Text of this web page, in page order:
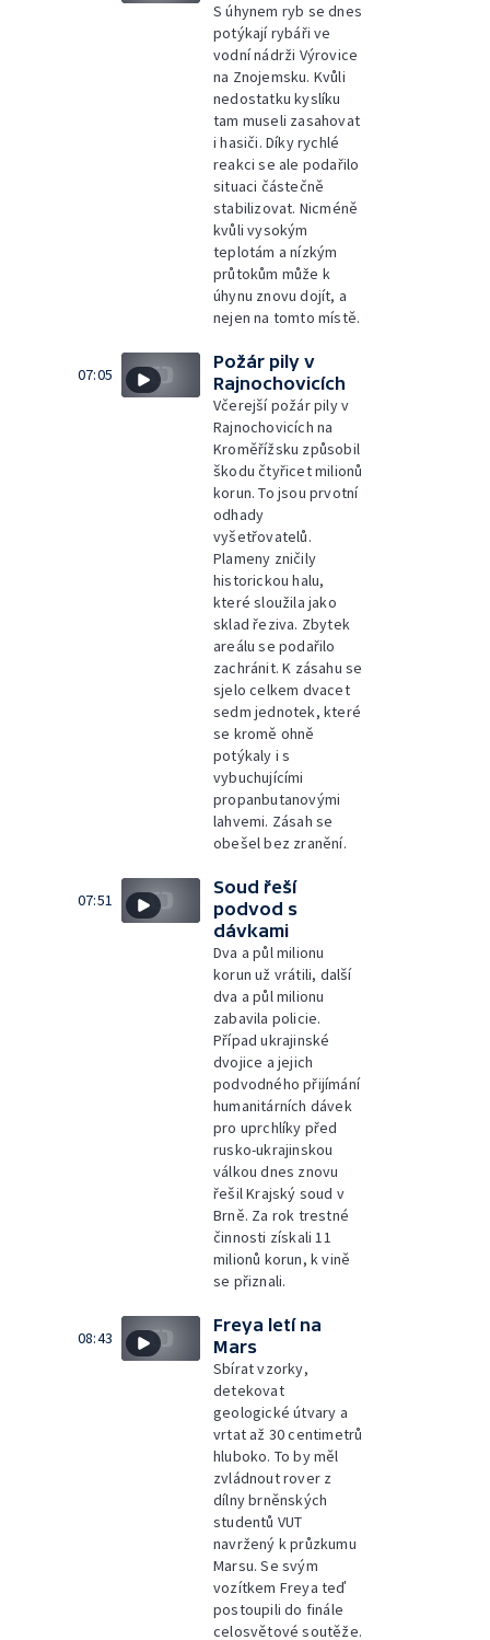
S úhynem ryb se dnes
potýkají rybáři ve
vodní nádrži Výrovice
na Znojemsku. Kvůli
nedostatku kyslíku
tam museli zasahovat
i hasiči. Díky rychlé
reakci se ale podařilo
situaci částečně
stabilizovat. Nicméně
kvůli vysokým
teplotám a nízkým
průtokům může k
úhynu znovu dojít, a
nejen na tomto místě.
07:05
Požár pily v
Rajnochovicích
Včerejší požár pily v
Rajnochovicích na
Kroměřížsku způsobil
škodu čtyřicet milionů
korun. To jsou prvotní
odhady
vyšetřovatelů.
Plameny zničily
historickou halu,
které sloužila jako
sklad řeziva. Zbytek
areálu se podařilo
zachránit. K zásahu se
sjelo celkem dvacet
sedm jednotek, které
se kromě ohně
potýkaly i s
vybuchujícími
propanbutanovými
lahvemi. Zásah se
obešel bez zranění.
07:51
Soud řeší
podvod s
dávkami
Dva a půl milionu
korun už vrátili, další
dva a půl milionu
zabavila policie.
Případ ukrajinské
dvojice a jejich
podvodného přijímání
humanitárních dávek
pro uprchlíky před
rusko-ukrajinskou
válkou dnes znovu
řešil Krajský soud v
Brně. Za rok trestné
činnosti získali 11
milionů korun, k vině
se přiznali.
08:43
Freya letí na
Mars
Sbírat vzorky,
detekovat
geologické útvary a
vrtat až 30 centimetrů
hluboko. To by měl
zvládnout rover z
dílny brněnských
studentů VUT
navržený k průzkumu
Marsu. Se svým
vozítkem Freya teď
postoupili do finále
celosvětové soutěže.